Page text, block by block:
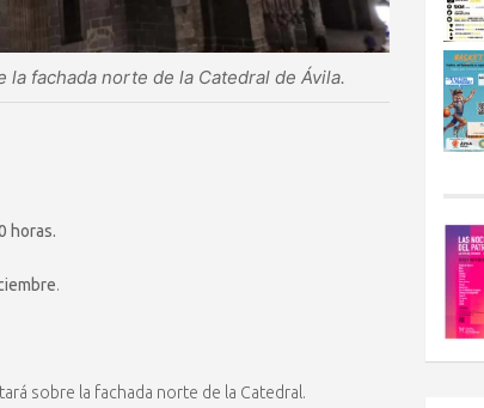
la fachada norte de la Catedral de Ávila.
horas.
.
sobre la fachada norte de la Catedral.